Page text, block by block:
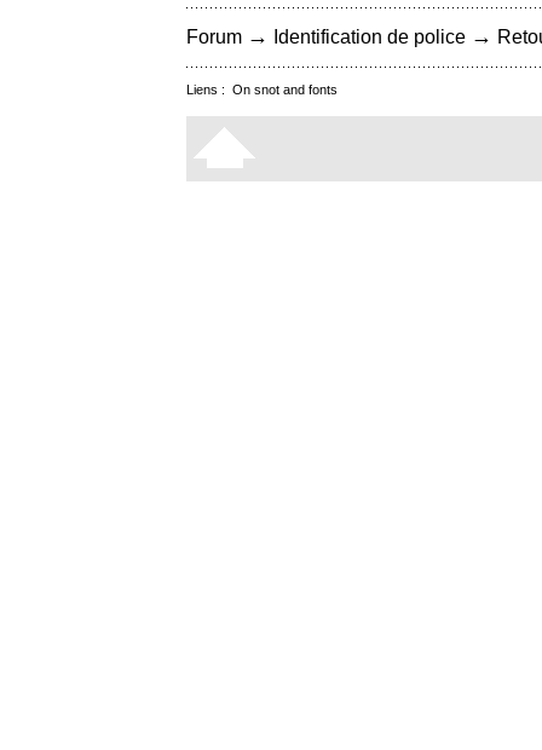
Forum → Identification de police →
Liens : On snot and fonts